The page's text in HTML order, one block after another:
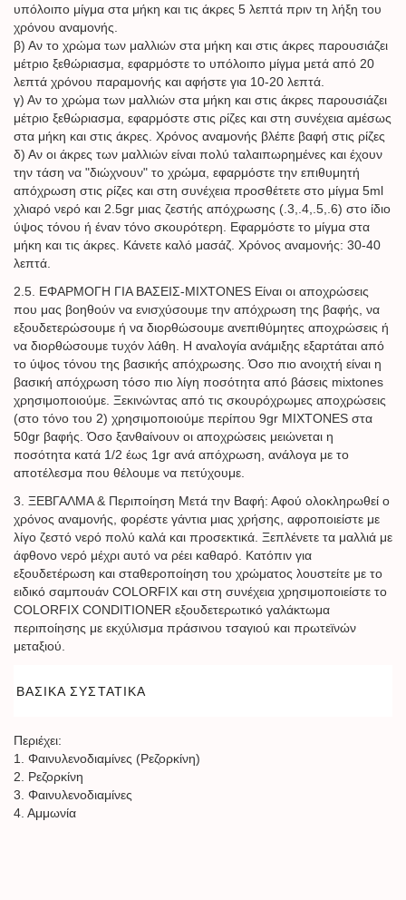
υπόλοιπο μίγμα στα μήκη και τις άκρες 5 λεπτά πριν τη λήξη του
χρόνου αναμονής.
β) Αν το χρώμα των μαλλιών στα μήκη και στις άκρες παρουσιάζει
μέτριο ξεθώριασμα, εφαρμόστε το υπόλοιπο μίγμα μετά από 20
λεπτά χρόνου παραμονής και αφήστε για 10-20 λεπτά.
γ) Αν το χρώμα των μαλλιών στα μήκη και στις άκρες παρουσιάζει
μέτριο ξεθώριασμα, εφαρμόστε στις ρίζες και στη συνέχεια αμέσως
στα μήκη και στις άκρες. Χρόνος αναμονής βλέπε βαφή στις ρίζες
δ) Αν οι άκρες των μαλλιών είναι πολύ ταλαιπωρημένες και έχουν
την τάση να "διώχνουν" το χρώμα, εφαρμόστε την επιθυμητή
απόχρωση στις ρίζες και στη συνέχεια προσθέτετε στο μίγμα 5ml
χλιαρό νερό και 2.5gr μιας ζεστής απόχρωσης (.3,.4,.5,.6) στο ίδιο
ύψος τόνου ή έναν τόνο σκουρότερη. Εφαρμόστε το μίγμα στα
μήκη και τις άκρες. Κάνετε καλό μασάζ. Χρόνος αναμονής: 30-40
λεπτά.
2.5. ΕΦΑΡΜΟΓΗ ΓΙΑ ΒΑΣΕΙΣ-MIXTONES Είναι οι αποχρώσεις
που μας βοηθούν να ενισχύσουμε την απόχρωση της βαφής, να
εξουδετερώσουμε ή να διορθώσουμε ανεπιθύμητες αποχρώσεις ή
να διορθώσουμε τυχόν λάθη. Η αναλογία ανάμιξης εξαρτάται από
το ύψος τόνου της βασικής απόχρωσης. Όσο πιο ανοιχτή είναι η
βασική απόχρωση τόσο πιο λίγη ποσότητα από βάσεις mixtones
χρησιμοποιούμε. Ξεκινώντας από τις σκουρόχρωμες αποχρώσεις
(στο τόνο του 2) χρησιμοποιούμε περίπου 9gr MIXTONES στα
50gr βαφής. Όσο ξανθαίνουν οι αποχρώσεις μειώνεται η
ποσότητα κατά 1/2 έως 1gr ανά απόχρωση, ανάλογα με το
αποτέλεσμα που θέλουμε να πετύχουμε.
3. ΞΕΒΓΑΛΜΑ & Περιποίηση Μετά την Βαφή: Αφού ολοκληρωθεί ο
χρόνος αναμονής, φορέστε γάντια μιας χρήσης, αφροποιείστε με
λίγο ζεστό νερό πολύ καλά και προσεκτικά. Ξεπλένετε τα μαλλιά με
άφθονο νερό μέχρι αυτό να ρέει καθαρό. Κατόπιν για
εξουδετέρωση και σταθεροποίηση του χρώματος λουστείτε με το
ειδικό σαμπουάν COLORFIX και στη συνέχεια χρησιμοποιείστε το
COLORFIX CONDITIONER εξουδετερωτικό γαλάκτωμα
περιποίησης με εκχύλισμα πράσινου τσαγιού και πρωτεϊνών
μεταξιού.
ΒΑΣΙΚΑ ΣΥΣΤΑΤΙΚΑ
Περιέχει:
1. Φαινυλενοδιαμίνες (Ρεζορκίνη)
2. Ρεζορκίνη
3. Φαινυλενοδιαμίνες
4. Αμμωνία